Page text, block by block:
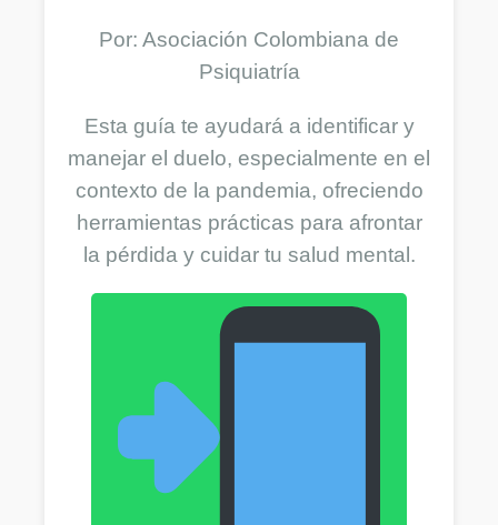
Por: Asociación Colombiana de
Psiquiatría
Esta guía te ayudará a identificar y
manejar el duelo, especialmente en el
contexto de la pandemia, ofreciendo
herramientas prácticas para afrontar
la pérdida y cuidar tu salud mental.